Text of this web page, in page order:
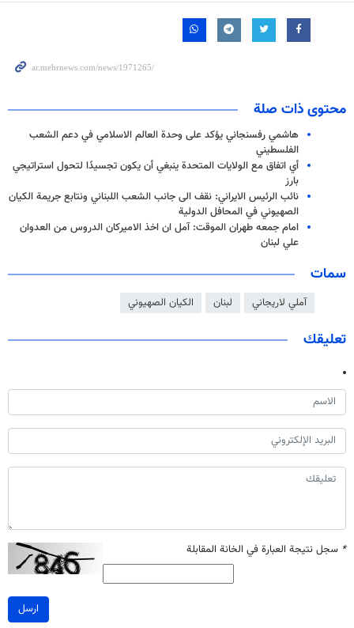
محتوى ذات صلة
هاشمي رفسنجاني يؤكد على وحدة العالم الاسلامي في دعم الشعب
الفلسطيني
أي اتفاق مع الولايات المتحدة ينبغي أن يكون تجسيدًا لتحول استراتيجي
بارز
نائب الرئيس الايراني: نقف الى جانب الشعب اللبناني ونتابع جريمة الكيان
الصهيوني في المحافل الدولية
امام جمعه طهران الموقت: آمل ان اخذ الاميركان الدروس من العدوان
علي لبنان
سمات
آملي لاريجاني لبنان الكيان الصهيوني
تعليقك
* سجل نتيجة العبارة في الخانة المقابلة
ارسل